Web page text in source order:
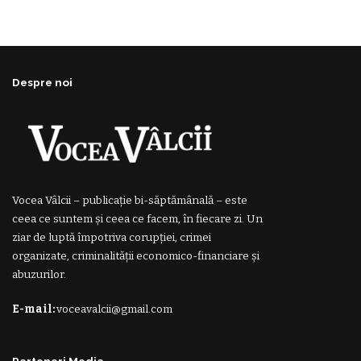
Despre noi
Vocea Vâlcii – publicație bi-săptămânală – este
ceea ce suntem și ceea ce facem, în fiecare zi. Un
ziar de luptă împotriva corupției, crimei
organizate, criminalității economico-financiare și
abuzurilor.
E-mail:voceavalcii@gmail.com